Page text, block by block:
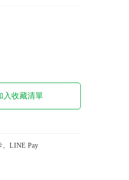
入收藏清單
、LINE Pay